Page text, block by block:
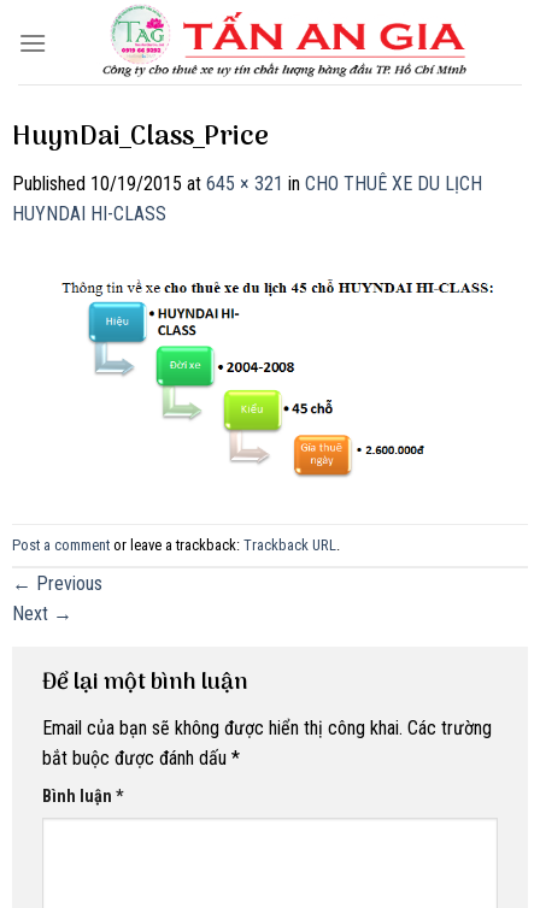
HuynDai_Class_Price
Published 10/19/2015 at 645 × 321 in CHO THUÊ XE DU LỊCH
HUYNDAI HI-CLASS
Post a comment or leave a trackback: Trackback URL
← Previous
Next →
Để lại một bình luận
Email của bạn sẽ không được hiển thị công khai. Các trường
bắt buộc được đánh dấu *
Bình luận *